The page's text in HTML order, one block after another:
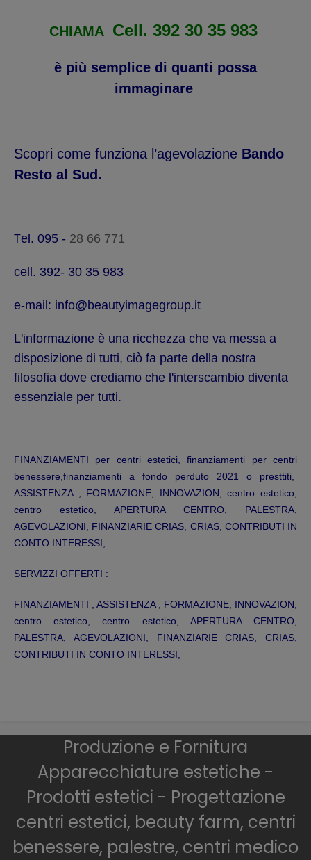
CHIAMA Cell. 392 30 35 983
è più semplice di quanti possa
immaginare
Scopri come funziona l’agevolazione Bando
Resto al Sud.
Tel. 095 - 28 66 771
cell. 392- 30 35 983
e-mail: info@beautyimagegroup.it
L'informazione è una ricchezza che va messa a
disposizione di tutti, ciò fa parte della nostra
filosofia dove crediamo che l'interscambio diventa
essenziale per tutti.
FINANZIAMENTI per centri estetici, finanziamenti per centri
benessere,finanziamenti a fondo perduto 2021 o presttiti,
ASSISTENZA , FORMAZIONE, INNOVAZION, centro estetico,
centro estetico, APERTURA CENTRO, PALESTRA,
AGEVOLAZIONI, FINANZIARIE CRIAS, CRIAS, CONTRIBUTI IN
CONTO INTERESSI,
SERVIZZI OFFERTI :
FINANZIAMENTI , ASSISTENZA , FORMAZIONE, INNOVAZION,
centro estetico, centro estetico, APERTURA CENTRO,
PALESTRA, AGEVOLAZIONI, FINANZIARIE CRIAS, CRIAS,
CONTRIBUTI IN CONTO INTERESSI,
Produzione e Fornitura
Apparecchiature estetiche -
Prodotti estetici - Progettazione
centri estetici, beauty farm, centri
benessere, palestre, centri medico